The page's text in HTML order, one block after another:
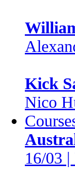
Kick
Nico
16/03